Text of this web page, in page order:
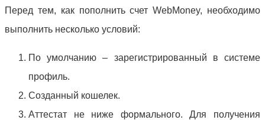
Перед тем, как пополнить счет WebMoney, необходимо
выполнить несколько условий:
По умолчанию – зарегистрированный в системе
профиль.
Созданный кошелек.
Аттестат не ниже формального. Для получения